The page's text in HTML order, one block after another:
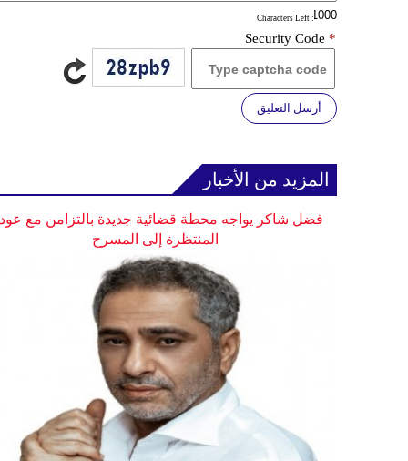
: Characters Left
Security Code *
أرسل التعليق
المزيد من الأخبار
فضل شاكر يواجه محطة قضائية جديدة بالتزامن مع
المنتظرة إلى المسرح